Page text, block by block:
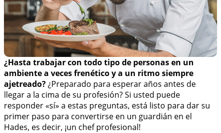
¿Hasta trabajar con todo tipo de personas en un
ambiente a veces frenético y a un ritmo siempre
ajetreado?¿Preparado para esperar años antes de
llegar a la cima de su profesión? Si usted puede
responder «sí» a estas preguntas, está listo para dar su
primer paso para convertirse en un guardián en el
Hades, es decir, ¡un chef profesional!